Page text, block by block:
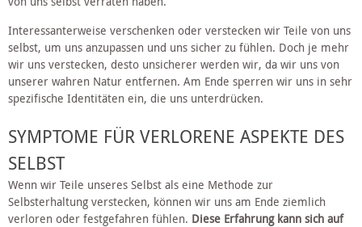
Interessanterweise verschenken oder verstecken wir Teile von uns
selbst, um uns anzupassen und uns sicher zu fühlen. Doch je mehr
wir uns verstecken, desto unsicherer werden wir, da wir uns von
unserer wahren Natur entfernen. Am Ende sperren wir uns in sehr
spezifische Identitäten ein, die uns unterdrücken.
SYMPTOME FÜR VERLORENE ASPEKTE DES
SELBST
Wenn wir Teile unseres Selbst als eine Methode zur
Selbsterhaltung verstecken, können wir uns am Ende ziemlich
verloren oder festgefahren fühlen. Diese Erfahrung kann sich auf